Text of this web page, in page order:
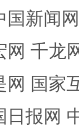
国新闻网
网 千龙
网 国家
日报网